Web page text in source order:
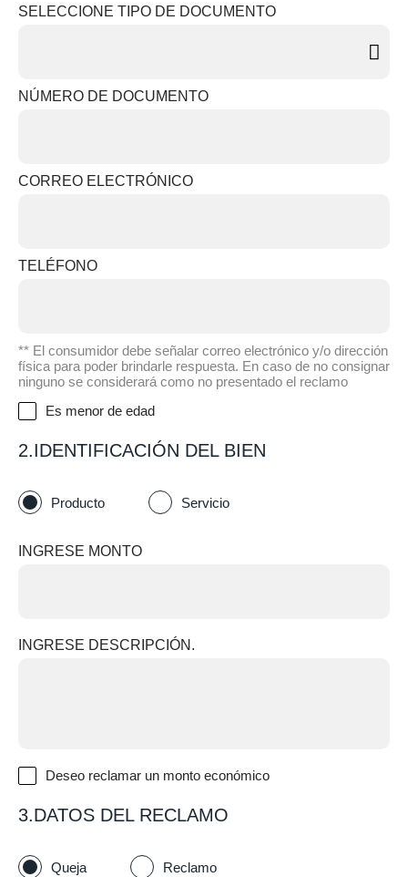
SELECCIONE TIPO DE DOCUMENTO
NÚMERO DE DOCUMENTO
CORREO ELECTRÓNICO
TELÉFONO
** El consumidor debe señalar correo electrónico y/o dirección
física para poder brindarle respuesta. En caso de no consignar
ninguno se considerará como no presentado el reclamo
Es menor de edad
2.IDENTIFICACIÓN DEL BIEN
Producto Servicio
INGRESE MONTO
INGRESE DESCRIPCIÓN.
Deseo reclamar un monto económico
3.DATOS DEL RECLAMO
Queja Reclamo